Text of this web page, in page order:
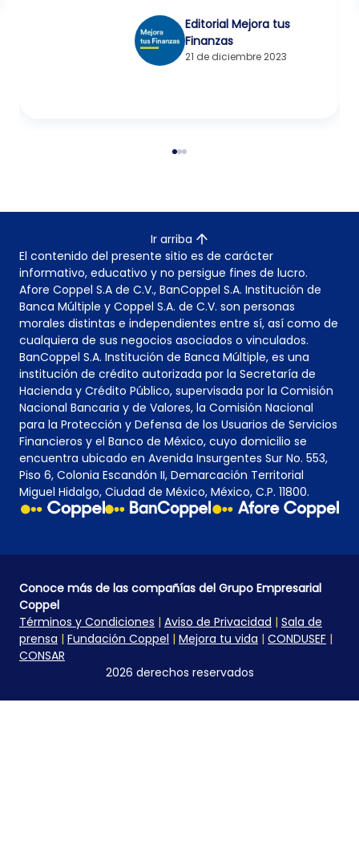
Editorial Mejora tus
Finanzas
21 de diciembre 2023
Ir arriba
El contenido del presente sitio es de carácter
informativo, educativo y no persigue fines de lucro.
Afore Coppel S.A de C.V., BanCoppel S.A. Institución de
Banca Múltiple y Coppel S.A. de C.V. son personas
morales distintas e independientes entre sí, así como de
cualquiera de sus negocios asociados o vinculados.
BanCoppel S.A. Institución de Banca Múltiple, es una
institución de crédito autorizada por la Secretaría de
Hacienda y Crédito Público, supervisada por la Comisión
Nacional Bancaria y de Valores, la Comisión Nacional
para la Protección y Defensa de los Usuarios de Servicios
Financieros y el Banco de México, cuyo domicilio se
encuentra ubicado en Avenida Insurgentes Sur No. 553,
Piso 6, Colonia Escandón II, Demarcación Territorial
Miguel Hidalgo, Ciudad de México, México, C.P. 11800.
Conoce más de las compañías del Grupo Empresarial
Coppel
Términos y Condiciones | Aviso de Privacidad | Sala de
prensa | Fundación Coppel | Mejora tu vida | CONDUSEF |
CONSAR
2026 derechos reservados